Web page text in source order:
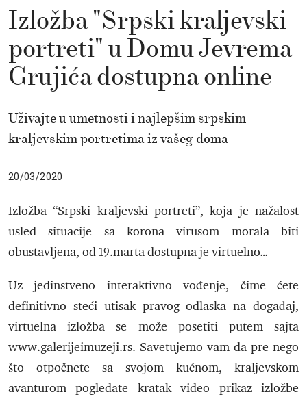
Izložba "Srpski kraljevski
portreti" u Domu Jevrema
Grujića dostupna online
Uživajte u umetnosti i najlepšim srpskim
kraljevskim portretima iz vašeg doma
20/03/2020
Izložba “Srpski kraljevski portreti”, koja je nažalost
usled situacije sa korona virusom morala biti
obustavljena, od 19.marta dostupna je virtuelno…
Uz jedinstveno interaktivno vođenje, čime ćete
definitivno steći utisak pravog odlaska na događaj,
virtuelna izložba se može posetiti putem sajta
www.galerijeimuzeji.rs. Savetujemo vam da pre nego
što otpočnete sa svojom kućnom, kraljevskom
avanturom pogledate kratak video prikaz izložbe